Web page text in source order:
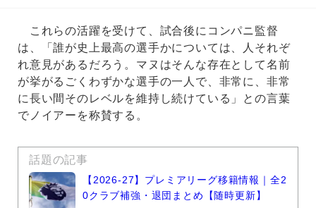
これらの活躍を受けて、試合後にコンパニ監督
は、「誰が史上最高の選手かについては、人それぞ
れ意見があるだろう。マヌはそんな存在として名前
が挙がるごくわずかな選手の一人で、非常に、非常
に長い間そのレベルを維持し続けている」との言葉
でノイアーを称賛する。
話題の記事
【2026-27】プレミアリーグ移籍情報｜全2
0クラブ補強・退団まとめ【随時更新】